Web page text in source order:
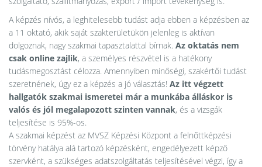
A képzés nívós, a leghitelesebb tudást adja ebben a képzésben az
a 11 oktató, akik saját szakterületükön jelenleg is aktívan
dolgoznak, nagy szakmai tapasztalattal bírnak. Az oktatás nem
csak online zajlik, a személyes részvétel is a hatékony
tudásmegosztást célozza. Amennyiben minőségi, szakértői tudást
szeretnének, úgy ez a képzés a jó választás! Az itt végzett
hallgatók szakmai ismeretei már a munkába álláskor is
valós és jól megalapozott szinten vannak, és a vizsgák
teljesítése is 95%-os.
A szakmai képzést az MVSZ Képzési Központ a felnőttképzési
törvény hatálya alá tartozó képzésként, engedélyezett képző
szervként, a szükséges adatszolgáltatás teljesítésével végzi, így a